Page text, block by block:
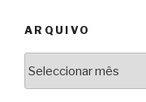
ARQUIVO